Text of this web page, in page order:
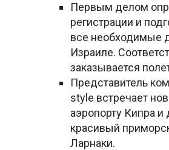
Первым делом
регистрации и
все необходимые
Израиле.
заказывается
Представитель
style встречает
аэропорту Кипра и
красивый
Ларнаки.